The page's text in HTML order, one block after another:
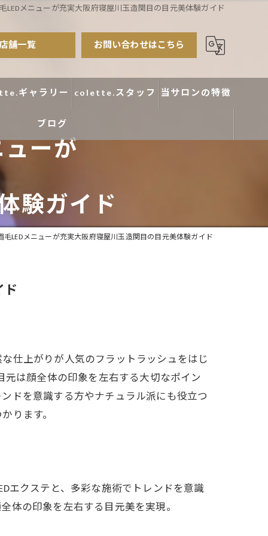
LEDメニューが充実大阪府寝屋川玉造関目の目元美体験ガイド
店舗一覧 お問い合わせはこちら
ギャラリー colette.スタッフ 当サロンの特徴
ブログ
ーが
験ガイド
LEDメニューが充実大阪府寝屋川玉造関目の目元美体験ガイド
仕上がりが人気のフラットラッシュをはじ
は顔全体の印象を左右する大切なポイン
ドを意識する方やナチュラル派にも役立つ
ります。
エクステと、多彩な施術でトレンドを意識
体の印象を左右する目元美を実現。